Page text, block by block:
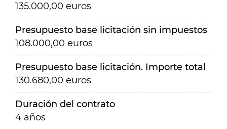
135.000,00 euros
Presupuesto base licitación sin impuestos
108.000,00 euros
Presupuesto base licitación. Importe total
130.680,00 euros
Duración del contrato
4 años